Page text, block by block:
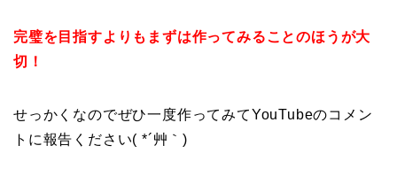
完璧を目指すよりもまずは作ってみることのほうが大
切！
せっかくなのでぜひ一度作ってみてYouTubeのコメン
トに報告ください( *´艸｀)